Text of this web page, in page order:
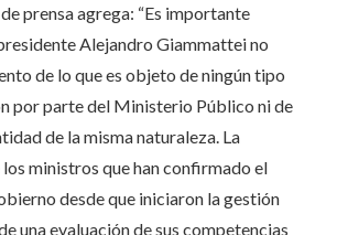
prensa agrega: “Es importante
Alejandro Giammattei no
de lo que es objeto de ningún tipo
por parte del Ministerio Público ni de
de la misma naturaleza. La
ministros que han confirmado el
desde que iniciaron la gestión
una evaluación de sus competencias